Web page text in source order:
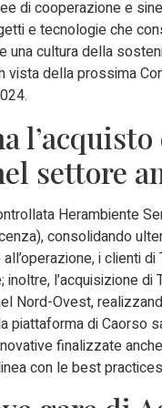
di cooperazione e
e tecnologie che
cultura della
della prossima
settore
Herambiente
consolidando
all’operazione, i clienti
inoltre, l’acquisizione
Nord-Ovest,
piattaforma di Caorso
finalizzate
con le best